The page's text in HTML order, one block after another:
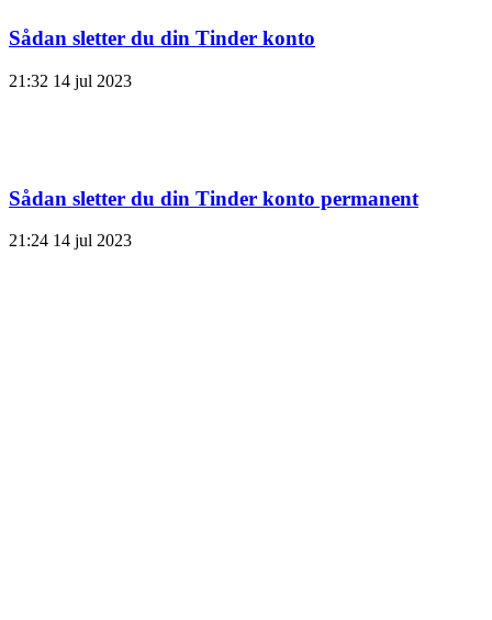
Sådan sletter du din Tinder konto
21:32 14 jul 2023
Sådan sletter du din Tinder konto permanent
21:24 14 jul 2023